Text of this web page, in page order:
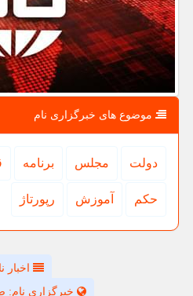
موضوع های خبرگزاری نام
دولت مجلس برنامه
حكم آموزش رپورتاژ
اخبار
خبرگزاری